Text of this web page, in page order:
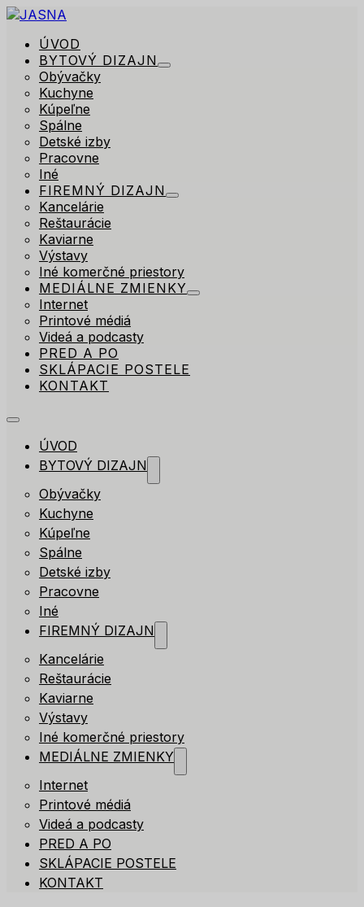
ÚVOD
BYTOVÝ DIZAJN
Obývačky
Kuchyne
Kúpeľne
Spálne
Detské izby
Pracovne
Iné
FIREMNÝ DIZAJN
Kancelárie
Reštaurácie
Kaviarne
Výstavy
Iné komerčné priestory
MEDIÁLNE ZMIENKY
Internet
Printové médiá
Videá a podcasty
PRED A PO
SKLÁPACIE POSTELE
KONTAKT
ÚVOD
BYTOVÝ DIZAJN
Obývačky
Kuchyne
Kúpeľne
Spálne
Detské izby
Pracovne
Iné
FIREMNÝ DIZAJN
Kancelárie
Reštaurácie
Kaviarne
Výstavy
Iné komerčné priestory
MEDIÁLNE ZMIENKY
Internet
Printové médiá
Videá a podcasty
PRED A PO
SKLÁPACIE POSTELE
KONTAKT